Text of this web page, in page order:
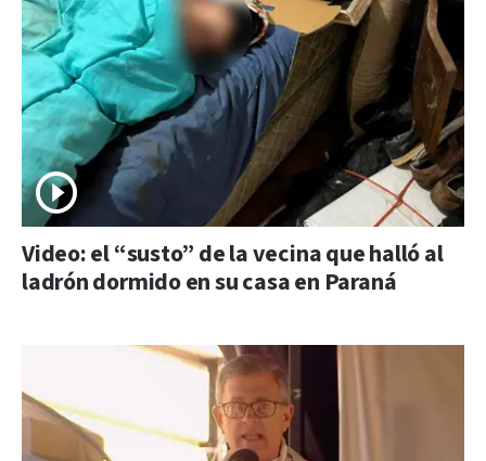
Video: el “susto” de la vecina que halló al
ladrón dormido en su casa en Paraná